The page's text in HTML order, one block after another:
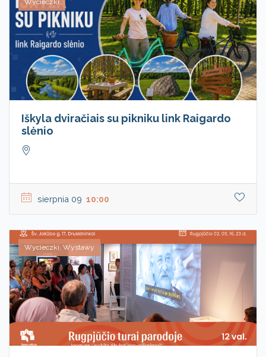
Wycieczki
Iškyla dviračiais su pikniku link Raigardo
slėnio
sierpnia 09 10:00
Wycieczki, Wystawy